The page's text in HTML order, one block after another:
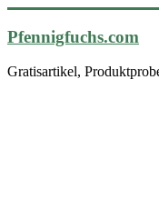
Pfennigfuchs.com
Gratisartikel,